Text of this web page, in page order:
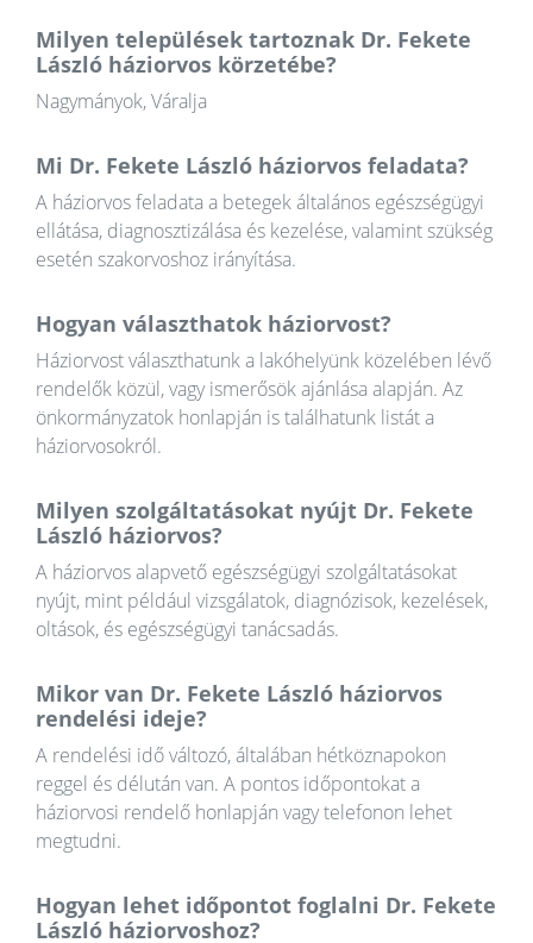
Milyen települések tartoznak Dr. Fekete
László háziorvos körzetébe?
Nagymányok, Váralja
Mi Dr. Fekete László háziorvos feladata?
A háziorvos feladata a betegek általános egészségügyi
ellátása, diagnosztizálása és kezelése, valamint szükség
esetén szakorvoshoz irányítása.
Hogyan választhatok háziorvost?
Háziorvost választhatunk a lakóhelyünk közelében lévő
rendelők közül, vagy ismerősök ajánlása alapján. Az
önkormányzatok honlapján is találhatunk listát a
háziorvosokról.
Milyen szolgáltatásokat nyújt Dr. Fekete
László háziorvos?
A háziorvos alapvető egészségügyi szolgáltatásokat
nyújt, mint például vizsgálatok, diagnózisok, kezelések,
oltások, és egészségügyi tanácsadás.
Mikor van Dr. Fekete László háziorvos
rendelési ideje?
A rendelési idő változó, általában hétköznapokon
reggel és délután van. A pontos időpontokat a
háziorvosi rendelő honlapján vagy telefonon lehet
megtudni.
Hogyan lehet időpontot foglalni Dr. Fekete
László háziorvoshoz?